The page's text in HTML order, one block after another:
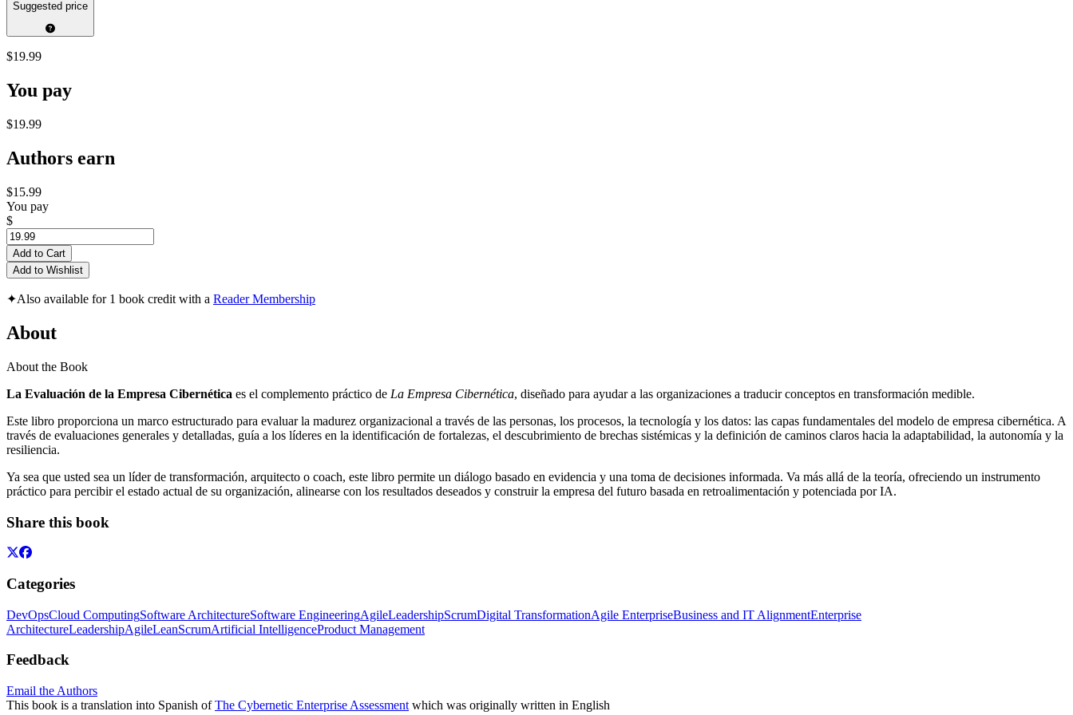
Suggested price
$19.99
You pay
$19.99
Authors earn
$15.99
You pay
$
Add to Cart
Add to Wishlist
✦Also available for 1 book credit with a Reader Membership
About
About the Book
La Evaluación de la Empresa Cibernética es el complemento práctico de La Empresa Cibernética, diseñado para ayudar a las organizaciones a traducir conceptos en transformación medible.
Este libro proporciona un marco estructurado para evaluar la madurez organizacional a través de las personas, los procesos, la tecnología y los datos: las capas fundamentales del modelo de empresa cibernética. A
través de evaluaciones generales y detalladas, guía a los líderes en la identificación de fortalezas, el descubrimiento de brechas sistémicas y la definición de caminos claros hacia la adaptabilidad, la autonomía y la
resiliencia.
Ya sea que usted sea un líder de transformación, arquitecto o coach, este libro permite un diálogo basado en evidencia y una toma de decisiones informada. Va más allá de la teoría, ofreciendo un instrumento
práctico para percibir el estado actual de su organización, alinearse con los resultados deseados y construir la empresa del futuro basada en retroalimentación y potenciada por IA.
Share this book
Categories
DevOpsCloud ComputingSoftware ArchitectureSoftware EngineeringAgileLeadershipScrumDigital TransformationAgile EnterpriseBusiness and IT AlignmentEnterprise
ArchitectureLeadershipAgileLeanScrumArtificial IntelligenceProduct Management
Feedback
Email the Authors
This book is a translation into Spanish ofThe Cybernetic Enterprise Assessment which was originally written in English